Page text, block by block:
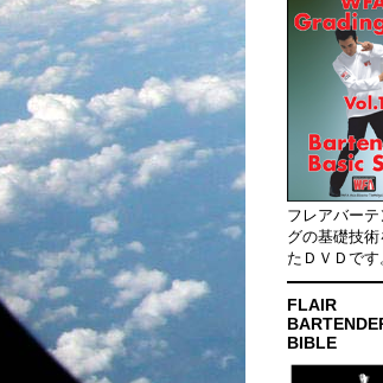
フレアバー
グの基礎技術
たＤＶＤです
FLAIR
BIBLE